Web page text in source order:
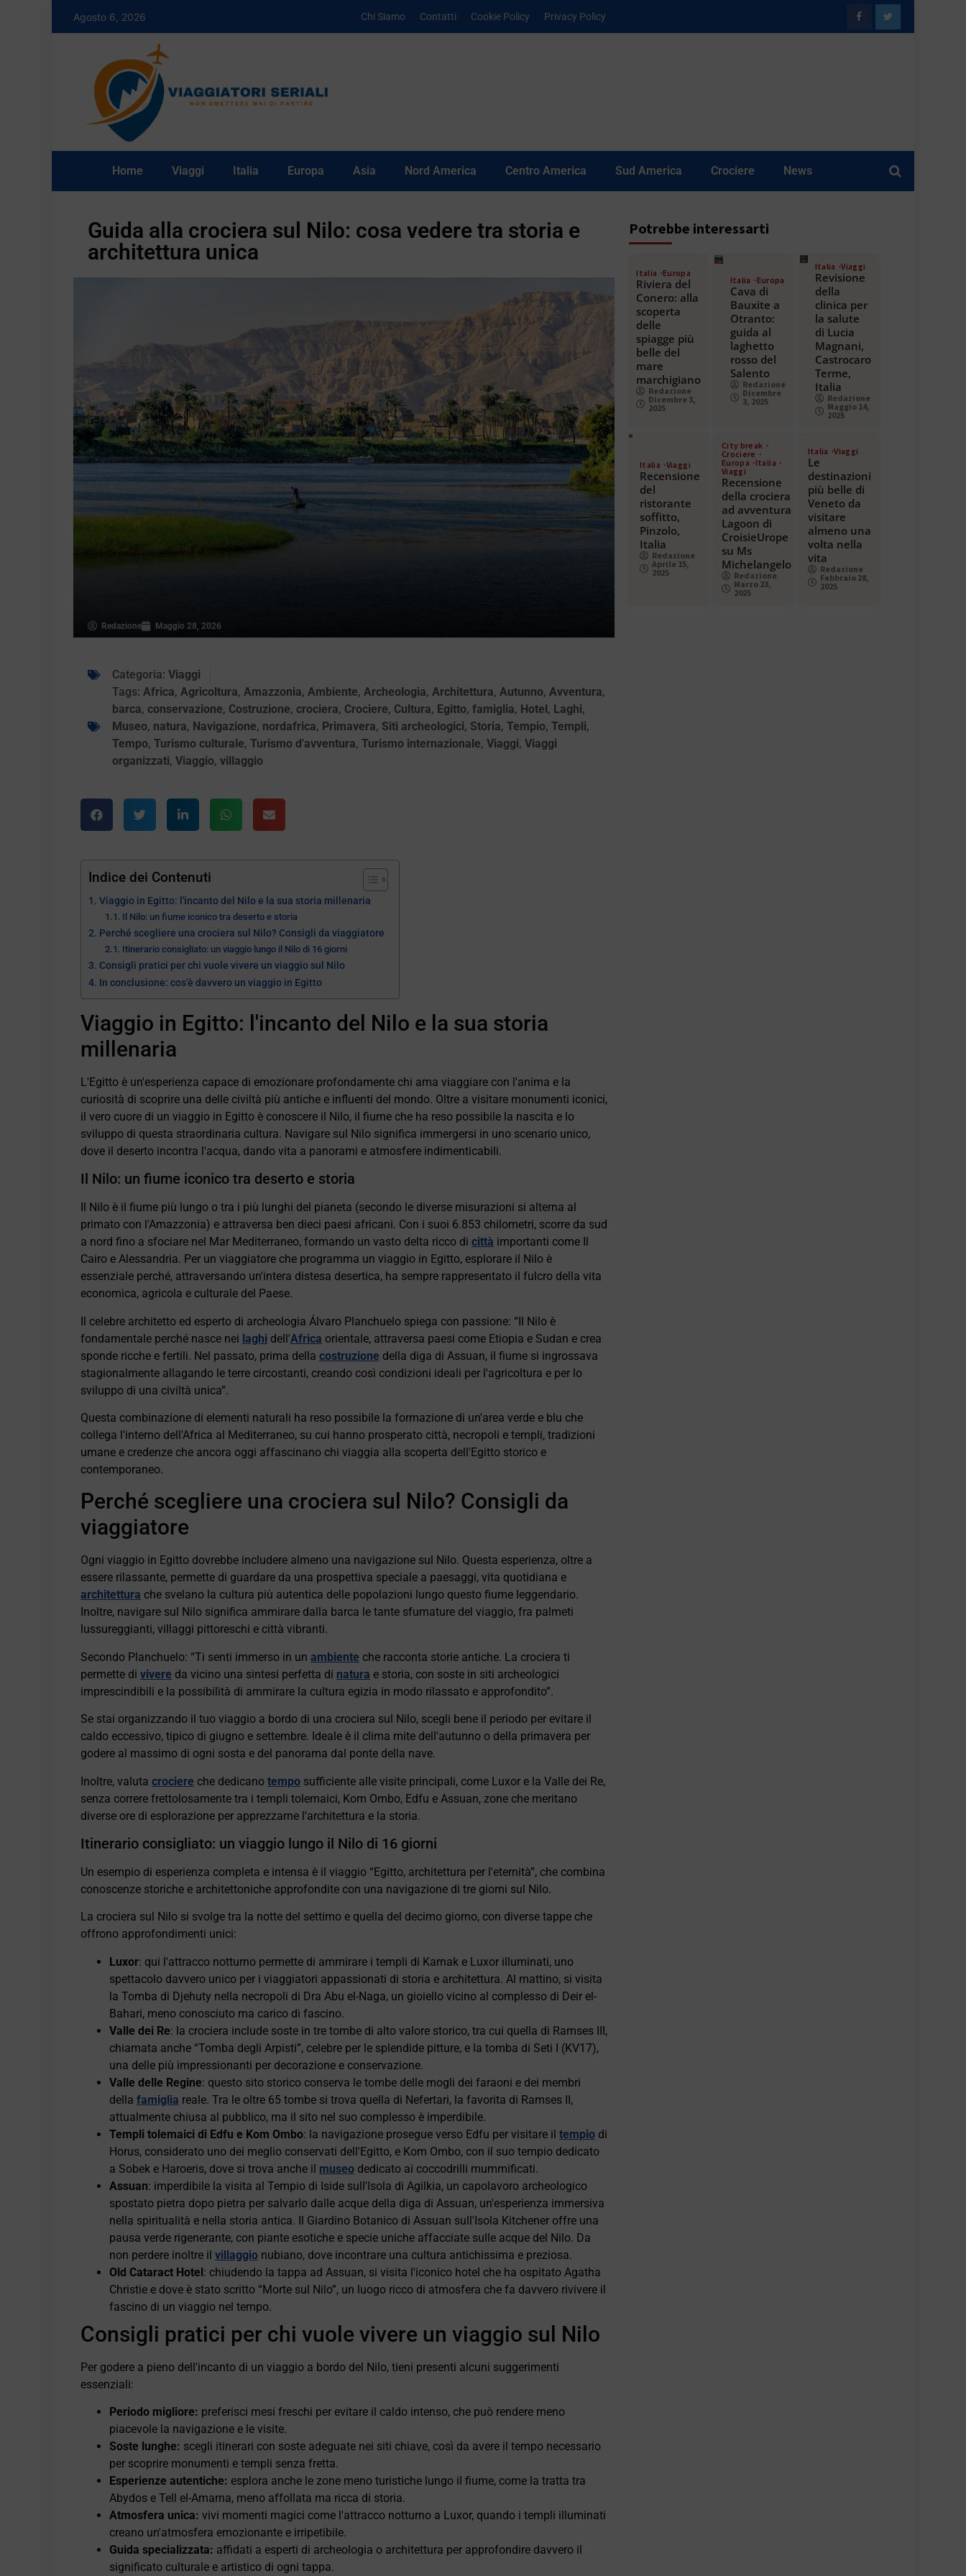
Agosto 6, 2026 Chi Siamo Contatti Cookie Policy Privacy Policy
Home Viaggi Italia Europa Asia Nord America Centro America Sud America Crociere News
Guida alla crociera sul Nilo: cosa vedere tra storia e
architettura unica
Redazione Maggio 28, 2026
Categoria: Viaggi
Tags: Africa, Agricoltura, Amazzonia, Ambiente, Archeologia, Architettura, Autunno, Avventura,
barca, conservazione, Costruzione, crociera, Crociere, Cultura, Egitto, famiglia, Hotel, Laghi,
Museo, natura, Navigazione, nordafrica, Primavera, Siti archeologici, Storia, Tempio, Templi,
Tempo, Turismo culturale, Turismo d'avventura, Turismo internazionale, Viaggi, Viaggi
organizzati, Viaggio, villaggio
Indice dei Contenuti
Viaggio in Egitto: l'incanto del Nilo e la sua storia millenaria
Il Nilo: un fiume iconico tra deserto e storia
Perché scegliere una crociera sul Nilo? Consigli da viaggiatore
Itinerario consigliato: un viaggio lungo il Nilo di 16 giorni
Consigli pratici per chi vuole vivere un viaggio sul Nilo
In conclusione: cos'è davvero un viaggio in Egitto
Viaggio in Egitto: l'incanto del Nilo e la sua storia
millenaria
L'Egitto è un'esperienza capace di emozionare profondamente chi ama viaggiare con l'anima e la
curiosità di scoprire una delle civiltà più antiche e influenti del mondo. Oltre a visitare monumenti iconici,
il vero cuore di un viaggio in Egitto è conoscere il Nilo, il fiume che ha reso possibile la nascita e lo
sviluppo di questa straordinaria cultura. Navigare sul Nilo significa immergersi in uno scenario unico,
dove il deserto incontra l'acqua, dando vita a panorami e atmosfere indimenticabili.
Il Nilo: un fiume iconico tra deserto e storia
Il Nilo è il fiume più lungo o tra i più lunghi del pianeta (secondo le diverse misurazioni si alterna al
primato con l'Amazzonia) e attraversa ben dieci paesi africani. Con i suoi 6.853 chilometri, scorre da sud
a nord fino a sfociare nel Mar Mediterraneo, formando un vasto delta ricco di città importanti come Il
Cairo e Alessandria. Per un viaggiatore che programma un viaggio in Egitto, esplorare il Nilo è
essenziale perché, attraversando un'intera distesa desertica, ha sempre rappresentato il fulcro della vita
economica, agricola e culturale del Paese.
Il celebre architetto ed esperto di archeologia Álvaro Planchuelo spiega con passione: “Il Nilo è
fondamentale perché nasce nei laghi dell'Africa orientale, attraversa paesi come Etiopia e Sudan e crea
sponde ricche e fertili. Nel passato, prima della costruzione della diga di Assuan, il fiume si ingrossava
stagionalmente allagando le terre circostanti, creando così condizioni ideali per l'agricoltura e per lo
sviluppo di una civiltà unica”.
Questa combinazione di elementi naturali ha reso possibile la formazione di un'area verde e blu che
collega l'interno dell'Africa al Mediterraneo, su cui hanno prosperato città, necropoli e templi, tradizioni
umane e credenze che ancora oggi affascinano chi viaggia alla scoperta dell'Egitto storico e
contemporaneo.
Perché scegliere una crociera sul Nilo? Consigli da
viaggiatore
Ogni viaggio in Egitto dovrebbe includere almeno una navigazione sul Nilo. Questa esperienza, oltre a
essere rilassante, permette di guardare da una prospettiva speciale a paesaggi, vita quotidiana e
architettura che svelano la cultura più autentica delle popolazioni lungo questo fiume leggendario.
Inoltre, navigare sul Nilo significa ammirare dalla barca le tante sfumature del viaggio, fra palmeti
lussureggianti, villaggi pittoreschi e città vibranti.
Secondo Planchuelo: “Ti senti immerso in un ambiente che racconta storie antiche. La crociera ti
permette di vivere da vicino una sintesi perfetta di natura e storia, con soste in siti archeologici
imprescindibili e la possibilità di ammirare la cultura egizia in modo rilassato e approfondito”.
Se stai organizzando il tuo viaggio a bordo di una crociera sul Nilo, scegli bene il periodo per evitare il
caldo eccessivo, tipico di giugno e settembre. Ideale è il clima mite dell'autunno o della primavera per
godere al massimo di ogni sosta e del panorama dal ponte della nave.
Inoltre, valuta crociere che dedicano tempo sufficiente alle visite principali, come Luxor e la Valle dei Re,
senza correre frettolosamente tra i templi tolemaici, Kom Ombo, Edfu e Assuan, zone che meritano
diverse ore di esplorazione per apprezzarne l'architettura e la storia.
Itinerario consigliato: un viaggio lungo il Nilo di 16 giorni
Un esempio di esperienza completa e intensa è il viaggio “Egitto, architettura per l'eternità”, che combina
conoscenze storiche e architettoniche approfondite con una navigazione di tre giorni sul Nilo.
La crociera sul Nilo si svolge tra la notte del settimo e quella del decimo giorno, con diverse tappe che
offrono approfondimenti unici:
Luxor: qui l'attracco notturno permette di ammirare i templi di Karnak e Luxor illuminati, uno
spettacolo davvero unico per i viaggiatori appassionati di storia e architettura. Al mattino, si visita
la Tomba di Djehuty nella necropoli di Dra Abu el-Naga, un gioiello vicino al complesso di Deir el-
Bahari, meno conosciuto ma carico di fascino.
Valle dei Re: la crociera include soste in tre tombe di alto valore storico, tra cui quella di Ramses III,
chiamata anche “Tomba degli Arpisti”, celebre per le splendide pitture, e la tomba di Seti I (KV17),
una delle più impressionanti per decorazione e conservazione.
Valle delle Regine: questo sito storico conserva le tombe delle mogli dei faraoni e dei membri
della famiglia reale. Tra le oltre 65 tombe si trova quella di Nefertari, la favorita di Ramses II,
attualmente chiusa al pubblico, ma il sito nel suo complesso è imperdibile.
Templi tolemaici di Edfu e Kom Ombo: la navigazione prosegue verso Edfu per visitare il tempio di
Horus, considerato uno dei meglio conservati dell'Egitto, e Kom Ombo, con il suo tempio dedicato
a Sobek e Haroeris, dove si trova anche il museo dedicato ai coccodrilli mummificati.
Assuan: imperdibile la visita al Tempio di Iside sull'Isola di Agilkia, un capolavoro archeologico
spostato pietra dopo pietra per salvarlo dalle acque della diga di Assuan, un'esperienza immersiva
nella spiritualità e nella storia antica. Il Giardino Botanico di Assuan sull'Isola Kitchener offre una
pausa verde rigenerante, con piante esotiche e specie uniche affacciate sulle acque del Nilo. Da
non perdere inoltre il villaggio nubiano, dove incontrare una cultura antichissima e preziosa.
Old Cataract Hotel: chiudendo la tappa ad Assuan, si visita l'iconico hotel che ha ospitato Agatha
Christie e dove è stato scritto “Morte sul Nilo”, un luogo ricco di atmosfera che fa davvero rivivere il
fascino di un viaggio nel tempo.
Consigli pratici per chi vuole vivere un viaggio sul Nilo
Per godere a pieno dell'incanto di un viaggio a bordo del Nilo, tieni presenti alcuni suggerimenti
essenziali:
Periodo migliore: preferisci mesi freschi per evitare il caldo intenso, che può rendere meno
piacevole la navigazione e le visite.
Soste lunghe: scegli itinerari con soste adeguate nei siti chiave, così da avere il tempo necessario
per scoprire monumenti e templi senza fretta.
Esperienze autentiche: esplora anche le zone meno turistiche lungo il fiume, come la tratta tra
Abydos e Tell el-Amarna, meno affollata ma ricca di storia.
Atmosfera unica: vivi momenti magici come l'attracco notturno a Luxor, quando i templi illuminati
creano un'atmosfera emozionante e irripetibile.
Guida specializzata: affidati a esperti di archeologia o architettura per approfondire davvero il
significato culturale e artistico di ogni tappa.
Potrebbe interessarti
Italia Europa
Riviera del
Conero: alla
scoperta
delle
spiagge più
belle del
mare
marchigiano
Redazione
Dicembre 3,
2025
Italia Europa
Cava di
Bauxite a
Otranto:
guida al
laghetto
rosso del
Salento
Redazione
Dicembre
3, 2025
Italia Viaggi
Revisione
della
clinica per
la salute
di Lucia
Magnani,
Castrocaro
Terme,
Italia
Redazione
Maggio 14,
2025
Italia Viaggi
Recensione
del
ristorante
soffitto,
Pinzolo,
Italia
Redazione
Aprile 15,
2025
City break
Crociere
Europa
Italia
Viaggi
Recensione
della crociera
ad avventura
Lagoon di
CroisieUrope
su Ms
Michelangelo
Redazione
Marzo 23,
2025
Italia Viaggi
Le
destinazioni
più belle di
Veneto da
visitare
almeno una
volta nella
vita
Redazione
Febbraio 28,
2025